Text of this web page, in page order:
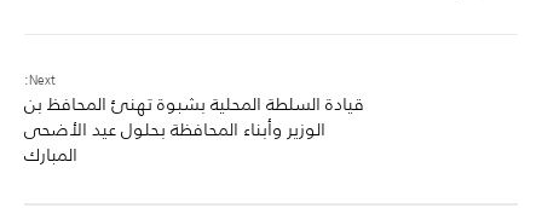
Next:
قيادة السلطة المحلية بشبوة تهنئ المحافظ بن
الوزير وأبناء المحافظة بحلول عيد الأضحى
المبارك